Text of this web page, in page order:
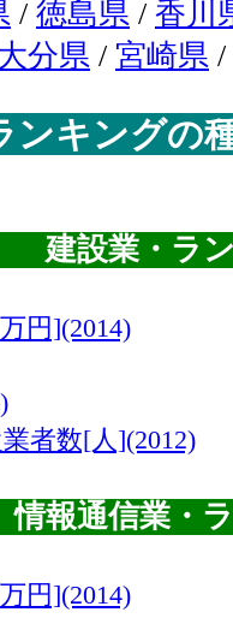
/ 徳島県 / 香川
分県 / 宮崎県 /
ンキングの
建設業・ラ
円](2014)
者数[人](2012)
情報通信業・
円](2014)